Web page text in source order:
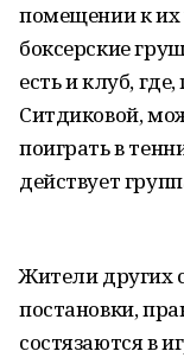
помещении к их
боксерские
есть и клуб,
Ситдиковой,
поиграть в
действует
Жители других
постановки,
состязаются в